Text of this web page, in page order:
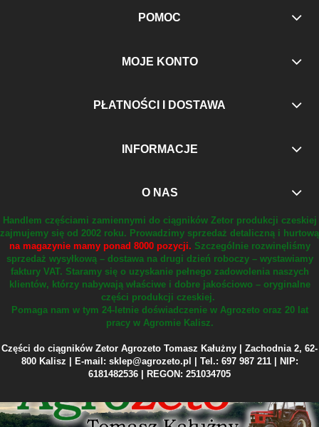
POMOC
MOJE KONTO
PŁATNOŚCI I DOSTAWA
INFORMACJE
O NAS
Handlem częściami zamiennymi do ciągników Zetor produkcji czeskiej
zajmujemy się od 2002 roku. Prowadzimy sprzedaż detaliczną i hurtową
na magazynie mamy ponad 8000 pozycji. Szczególnie rozwinęliśmy
sprzedaż wysyłkową – dostawa na drugi dzień roboczy – wystawiamy
faktury VAT. Staramy się o uzyskanie pełnego zadowolenia naszych
klientów, którzy nabywają właściwe i dobre jakościowo – oryginalne
części produkcji czeskiej.
Pomaga nam w tym 24-letnie doświadczenie w Agrozeto oraz 20 lat
pracy w Agromie Kalisz.
Części do ciągników Zetor Agrozeto Tomasz Kałużny | Zachodnia 2, 62-
800 Kalisz | E-mail: sklep@agrozeto.pl | Tel.: 697 987 211 | NIP:
6181482536 | REGON: 251034705